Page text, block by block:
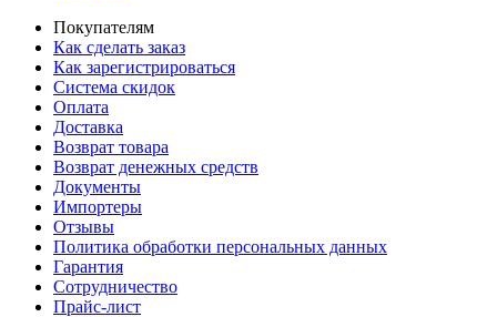
Покупателям
Как сделать заказ
Как зарегистрироваться
Система скидок
Оплата
Доставка
Возврат товара
Возврат денежных средств
Документы
Импортеры
Отзывы
Политика обработки персональных данных
Гарантия
Сотрудничество
Прайс-лист